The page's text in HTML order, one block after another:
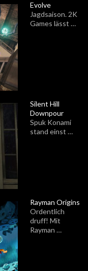
Evolve
Jagdsaison. 2K
Games lässt …
Silent Hill
Downpour
Spuk Konami
stand einst …
Rayman Origins
Ordentlich
druff! Mit
Rayman …